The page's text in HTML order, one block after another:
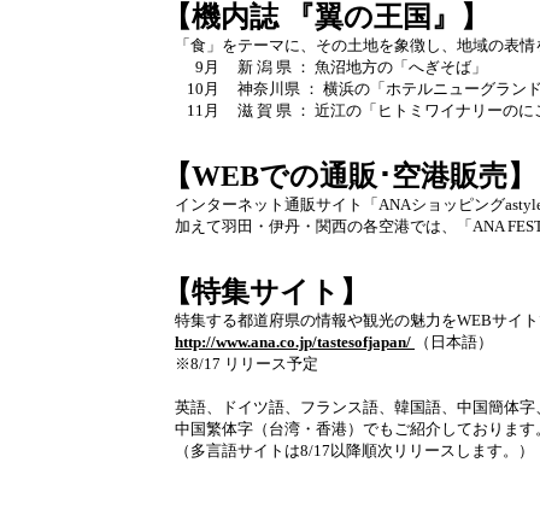
【機内誌 『翼の王国』】
「食」をテーマに、その土地を象徴し、地域の表
9月
新 潟 県 ： 魚沼地方の「へぎそば」
10月
神奈川県 ： 横浜の「ホテルニューグラン
11月
滋 賀 県 ： 近江の「ヒトミワイナリーのに
【WEBでの通販･空港販売】
インターネット通販サイト「ANAショッピング
加えて羽田・伊丹・関西の各空港では、「ANA
【特集サイト】
特集する都道府県の情報や観光の魅力をWEBサイ
http://www.ana.co.jp/tastesofjapan/
（日本語）
※8/17 リリース予定
英語、ドイツ語、フランス語、韓国語、中国簡体字
中国繁体字（台湾・香港）でもご紹介しております
（多言語サイトは8/17以降順次リリースします。）